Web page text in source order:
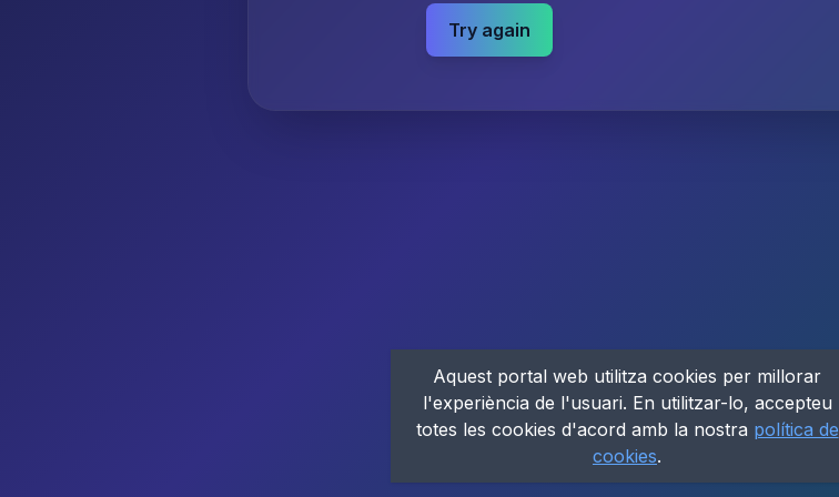
Try again
Aquest portal web utilitza cookies per millorar
l'experiència de l'usuari. En utilitzar-lo, accepteu
totes les cookies d'acord amb la nostra política de
cookies.